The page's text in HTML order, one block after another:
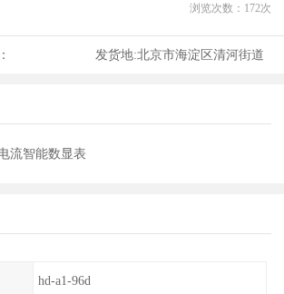
浏览次数： 172次
发货地:北京市海淀区清河街道
流智能数显表
hd-a1-96d